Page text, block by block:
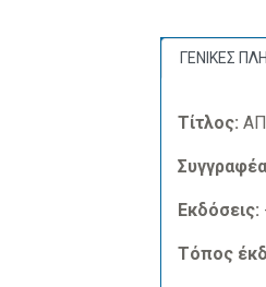
ΓΕΝΙΚΕΣ
Τίτλος:
Εκδόσεις:
Τόπος